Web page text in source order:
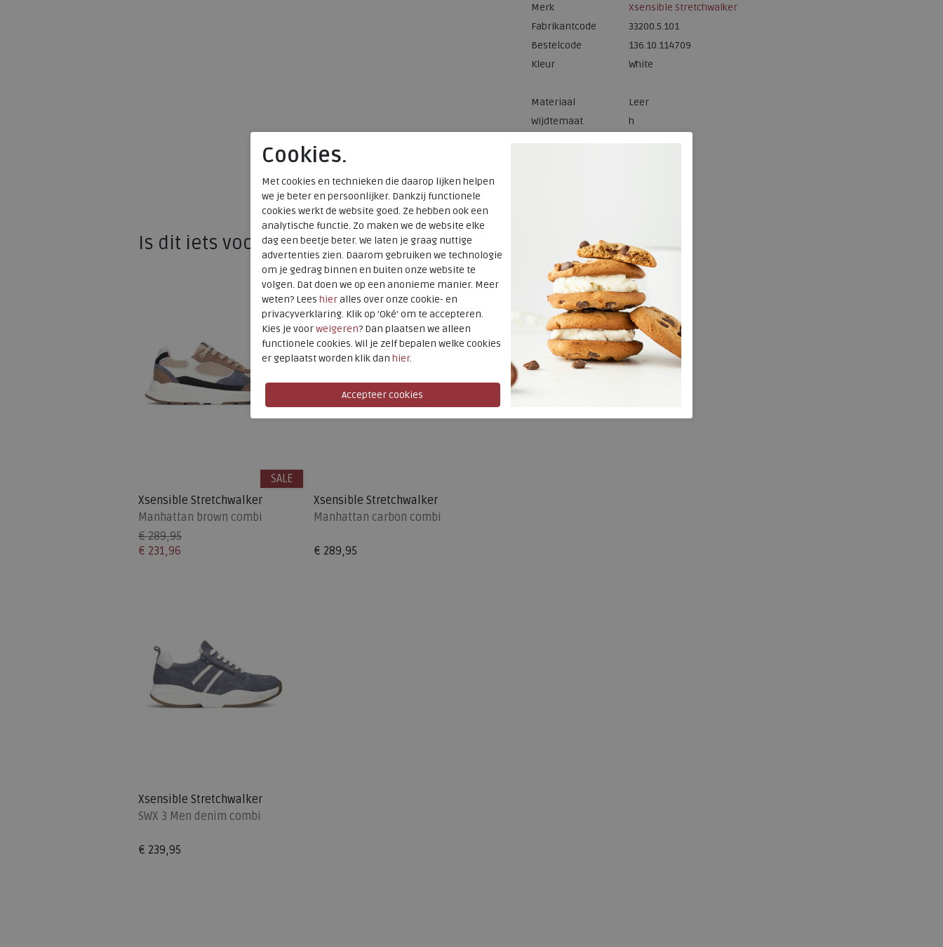
Merk
Xsensible Stretchwalker
Fabrikantcode
33200.5.101
Bestelcode
136.10.114709
Kleur
White
Materiaal
Leer
Wijdtemaat
h
Is dit iets voor u?
Xsensible Stretchwalker
Manhattan brown combi
€ 289,95
€ 231,96
SALE
Xsensible Stretchwalker
Manhattan carbon combi
€ 289,95
Xsensible Stretchwalker
SWX 3 Men denim combi
€ 239,95
Cookies.
Met cookies en technieken die daarop lijken helpen
we je beter en persoonlijker. Dankzij functionele
cookies werkt de website goed. Ze hebben ook een
analytische functie. Zo maken we de website elke
dag een beetje beter. We laten je graag nuttige
advertenties zien. Daarom gebruiken we technologie
om je gedrag binnen en buiten onze website te
volgen. Dat doen we op een anonieme manier. Meer
weten? Lees hieralles over onze cookie- en
privacyverklaring. Klik op 'Oké' om te accepteren.
Kies je voorweigeren? Dan plaatsen we alleen
functionele cookies. Wil je zelf bepalen welke cookies
er geplaatst worden klik dan hier.